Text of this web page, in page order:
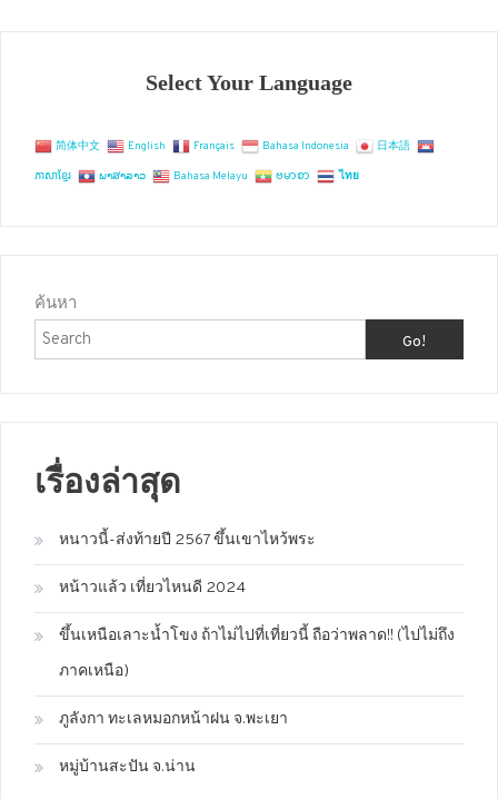
Select Your Language
简体中文 English Français Bahasa Indonesia 日本語
ភាសាខ្មែរ ພາສາລາວ Bahasa Melayu ဗမာစာ ไทย
ค้นหา
Go!
เรื่องล่าสุด
หนาวนี้-ส่งท้ายปี 2567 ขึ้นเขาไหว้พระ
หน้าวแล้ว เที่ยวไหนดี 2024
ขึ้นเหนือเลาะน้ำโขง ถ้าไม่ไปที่เที่ยวนี้ ถือว่าพลาด!! (ไปไม่ถึง
ภาคเหนือ)
ภูลังกา ทะเลหมอกหน้าฝน จ.พะเยา
หมู่บ้านสะปัน จ.น่าน